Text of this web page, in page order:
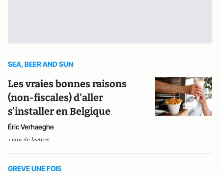
SEA, BEER AND SUN
Les vraies bonnes raisons
(non-fiscales) d'aller
s’installer en Belgique
Éric Verhaeghe
1 min de lecture
GREVE UNE FOIS